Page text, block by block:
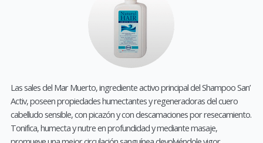
Las sales del Mar Muerto, ingrediente activo principal del Shampoo San’
Activ, poseen propiedades humectantes y regeneradoras del cuero
cabelludo sensible, con picazón y con descamaciones por resecamiento.
Tonifica, humecta y nutre en profundidad y mediante masaje,